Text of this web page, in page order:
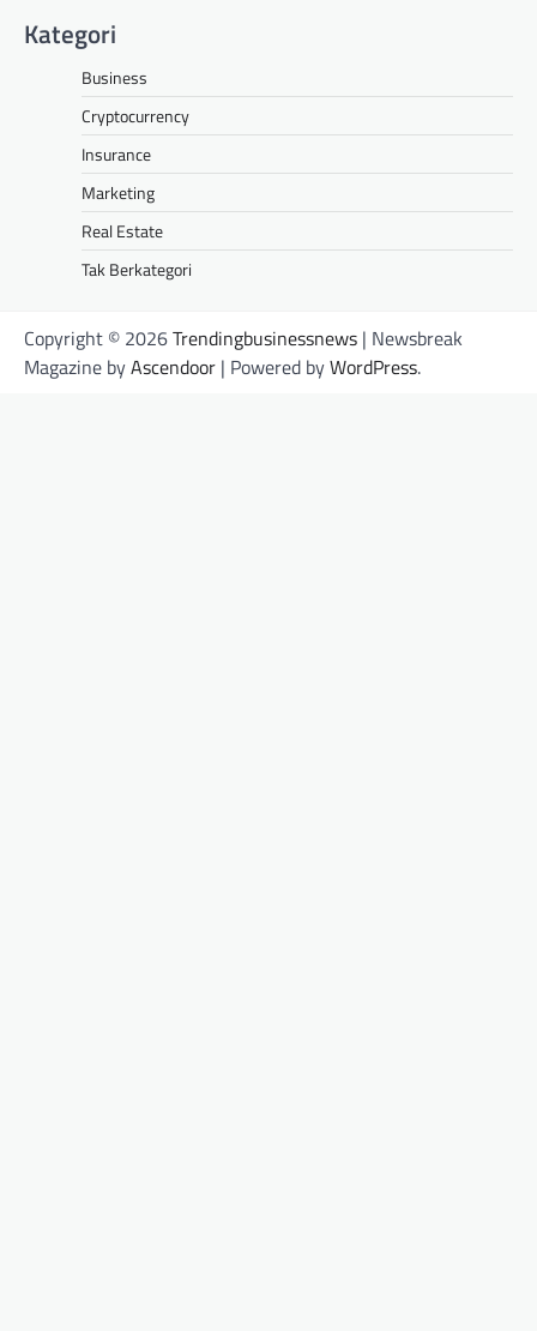
Kategori
Business
Cryptocurrency
Insurance
Marketing
Real Estate
Tak Berkategori
Copyright © 2026Trendingbusinessnews | Newsbreak
Magazine byAscendoor | Powered byWordPress.